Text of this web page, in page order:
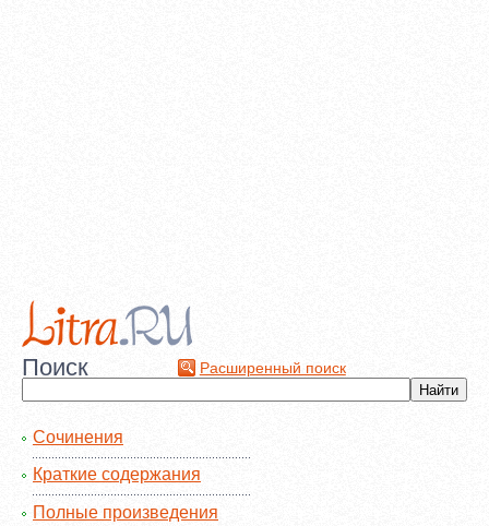
Поиск Расширенный поиск
Сочинения
Краткие содержания
Полные произведения